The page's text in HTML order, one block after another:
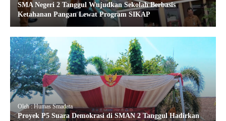
SMA Negeri 2 Tanggul Wujudkan Sekolah Berbasis
Ketahanan Pangan Lewat Program SIKAP
Oleh : Humas Smadata
Proyek P5 Suara Demokrasi di SMAN 2 Tanggul Hadirkan